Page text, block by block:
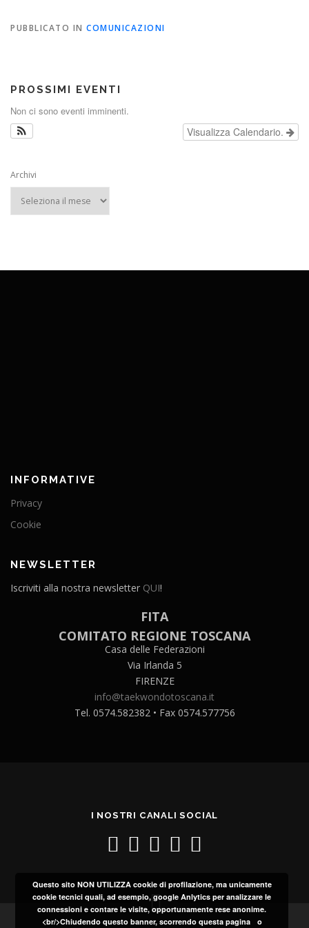
PUBBLICATO IN COMUNICAZIONI
PROSSIMI EVENTI
Non ci sono eventi imminenti.
Visualizza Calendario.
Archivi
INFORMATIVE
Privacy
Cookie
NEWSLETTER
Iscriviti alla nostra newsletter QUI!
FITA
COMITATO REGIONE TOSCANA
Casa delle Federazioni
Via Irlanda 5
FIRENZE
info@taekwondotoscana.it
Tel. 0574.582382 • Fax 0574.577756
I NOSTRI CANALI SOCIAL
Questo sito NON UTILIZZA cookie di profilazione, ma unicamente
cookie tecnici quali, ad esempio, google Anlytics per analizzare le
connessioni e contare le visite, opportunamente rese anonime.
<br/>Chiudendo questo banner, scorrendo questa pagina o